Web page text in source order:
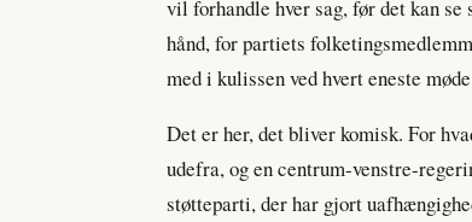
vil forhandle hver sag, før det kan
hånd, for partiets
med i kulissen ved hvert eneste
Det er her, det bliver komisk. For
udefra, og en centrum-venstre-
støtteparti, der har gjort